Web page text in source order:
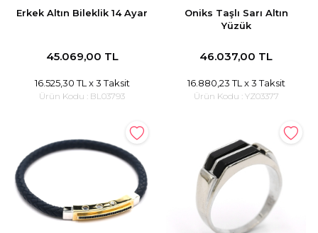
Erkek Altın Bileklik 14 Ayar
45.069,00 TL
16.525,30 TL x 3 Taksit
Ürün Kodu : BL03793
Oniks Taşlı Sarı Altın
Yüzük
46.037,00 TL
16.880,23 TL x 3 Taksit
Ürün Kodu : YZ03377